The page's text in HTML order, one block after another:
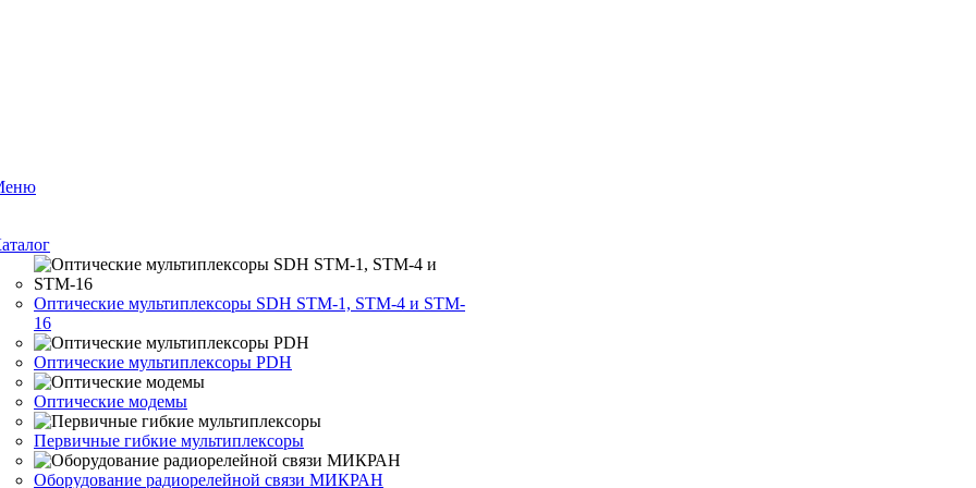
Оптические мультиплексоры SDH STM-1, STM-4 и STM-
16
Оптические мультиплексоры PDH
Оптические модемы
Первичные гибкие мультиплексоры
Оборудование радиорелейной связи МИКРАН